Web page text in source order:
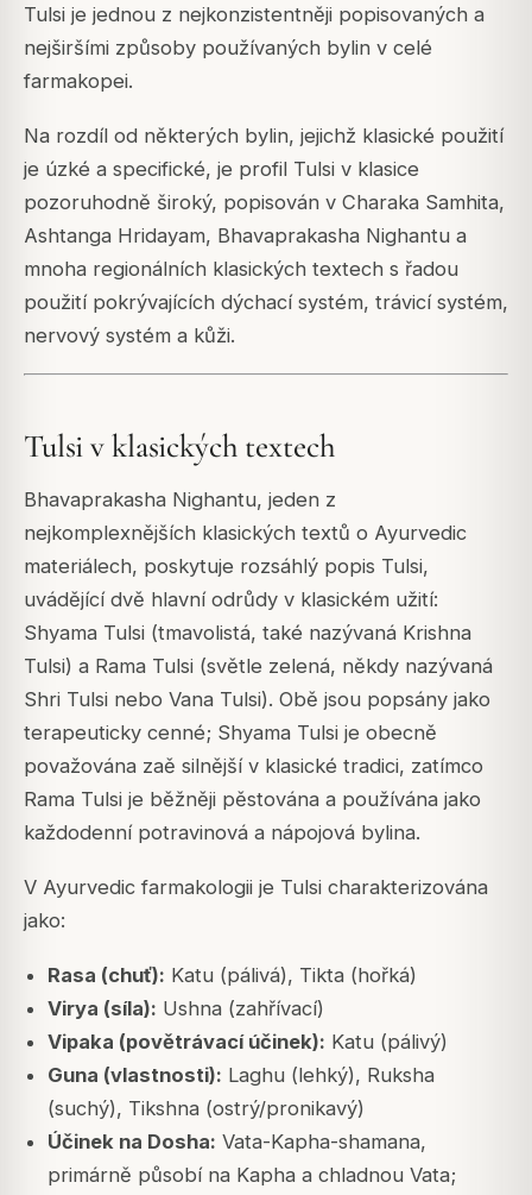
Tulsi je jednou z nejkonzistentněji popisovaných a
nejširšími způsoby používaných bylin v celé
farmakopei.
Na rozdíl od některých bylin, jejichž klasické použití
je úzké a specifické, je profil Tulsi v klasice
pozoruhodně široký, popisován v Charaka Samhita,
Ashtanga Hridayam, Bhavaprakasha Nighantu a
mnoha regionálních klasických textech s řadou
použití pokrývajících dýchací systém, trávicí systém,
nervový systém a kůži.
Tulsi v klasických textech
Bhavaprakasha Nighantu, jeden z
nejkomplexnějších klasických textů o Ayurvedic
materiálech, poskytuje rozsáhlý popis Tulsi,
uvádějící dvě hlavní odrůdy v klasickém užití:
Shyama Tulsi (tmavolistá, také nazývaná Krishna
Tulsi) a Rama Tulsi (světle zelená, někdy nazývaná
Shri Tulsi nebo Vana Tulsi). Obě jsou popsány jako
terapeuticky cenné; Shyama Tulsi je obecně
považována zaě silnější v klasické tradici, zatímco
Rama Tulsi je běžněji pěstována a používána jako
každodenní potravinová a nápojová bylina.
V Ayurvedic farmakologii je Tulsi charakterizována
jako:
Rasa (chuť): Katu (pálivá), Tikta (hořká)
Virya (síla): Ushna (zahřívací)
Vipaka (povětrávací účinek): Katu (pálivý)
Guna (vlastnosti): Laghu (lehký), Ruksha
(suchý), Tikshna (ostrý/pronikavý)
Účinek na Dosha: Vata-Kapha-shamana,
primárně působí na Kapha a chladnou Vata;